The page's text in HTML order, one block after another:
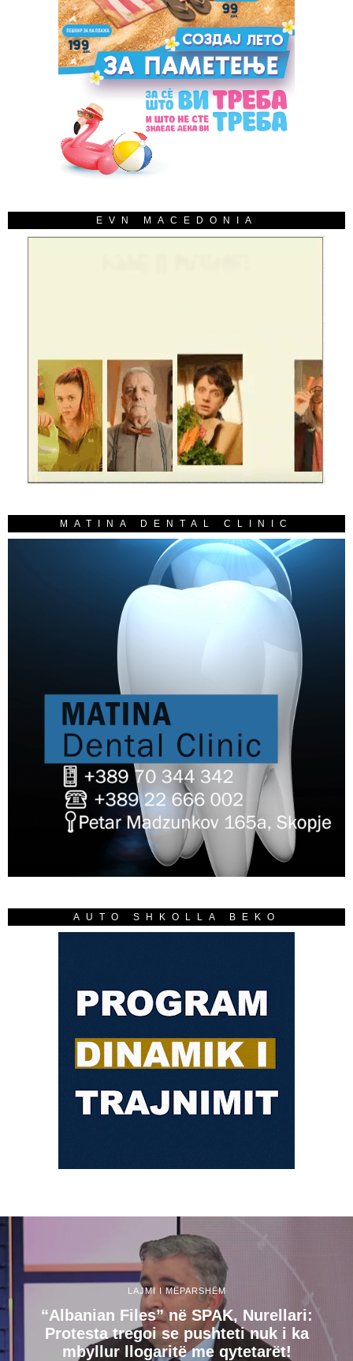
EVN MACEDONIA
MATINA DENTAL CLINIC
AUTO SHKOLLA BEKO
LAJMI I MËPARSHËM
“Albanian Files” në SPAK, Nurellari:
Protesta tregoi se pushteti nuk i ka
mbyllur llogaritë me qytetarët!